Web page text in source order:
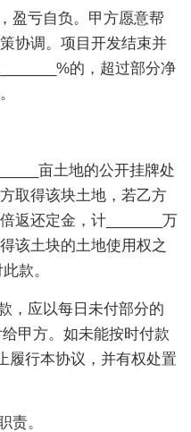
盈亏自负。甲方愿意帮
协调。项目开发结束并
的，超过部分净
亩土地的公开挂牌处
取得该块土地，若乙方
返还定金，计_______万
该土块的土地使用权之
款。
，应以每日未付部分的
甲方。如未能按时付款
履行本协议，并有权处置
责。